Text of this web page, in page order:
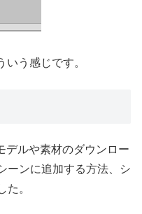
う感じです。
デルや素材のダウンロー
ーンに追加する方法、シ
た。